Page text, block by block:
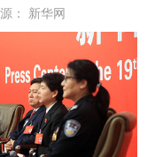
： 新华网